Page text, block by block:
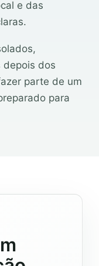
e das
depois dos
parte de um
para